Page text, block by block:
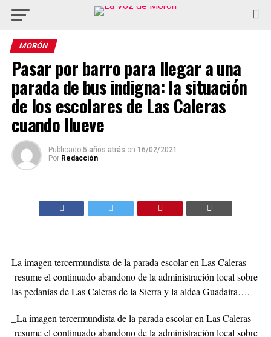
MORÓN
Pasar por barro para llegar a una
parada de bus indigna: la situación
de los escolares de Las Caleras
cuando llueve
Publicado 5 años atrás on 16/02/2021
Por Redacción
La imagen tercermundista de la parada escolar en Las Caleras
resume el continuado abandono de la administración local sobre
las pedanías de Las Caleras de la Sierra y la aldea Guadaira….
_La imagen tercermundista de la parada escolar en Las Caleras
resume el continuado abandono de la administración local sobre